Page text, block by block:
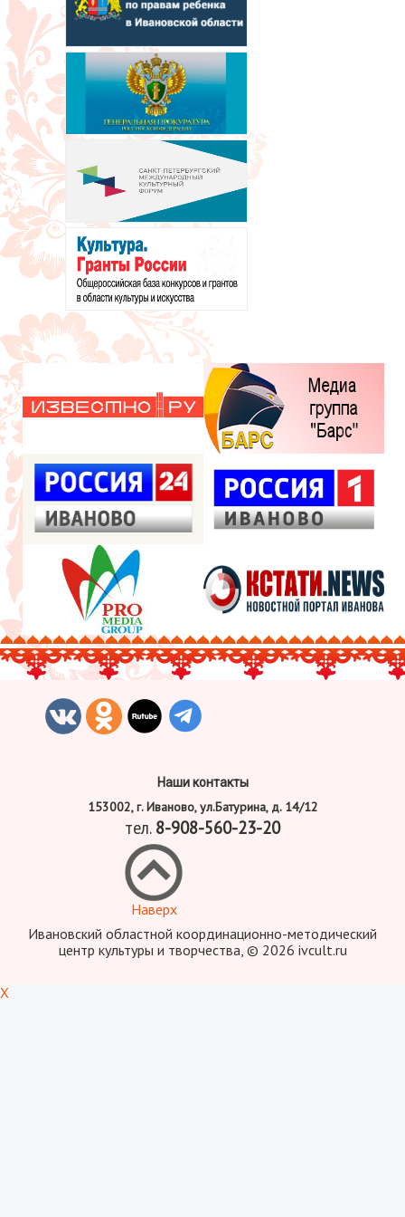
Наши контакты
153002, г. Иваново, ул.Батурина, д. 14/12
тел. 8-908-560-23-20
Наверх
Ивановский областной координационно-методический
центр культуры и творчества, © 2026 ivcult.ru
X